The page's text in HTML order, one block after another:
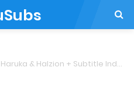
& Halzion + Subtitle Indonesia